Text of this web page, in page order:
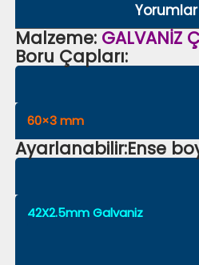
Malzeme: GALVANİZ
Boru Çapları:
60×3 mm
Ayarlanabilir:Ense
42X2.5mm Galvaniz